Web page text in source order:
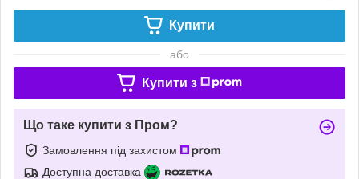
Купити
або
Купити з
Що таке купити з Пром?
Замовлення під захистом
Доступна доставка